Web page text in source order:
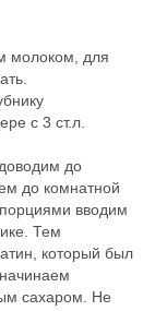
молоком, для
с 3 ст.л.
до
до комнатной
вводим
Тем
который был
сахаром. Не